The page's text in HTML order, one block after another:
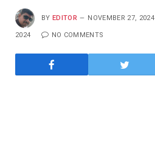
BY EDITOR NOVEMBER 27, 2024
2024 NO COMMENTS